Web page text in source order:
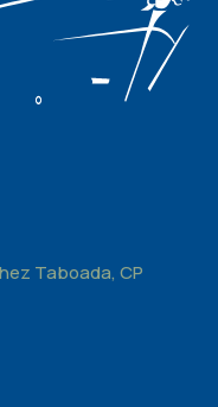
Taboada, CP